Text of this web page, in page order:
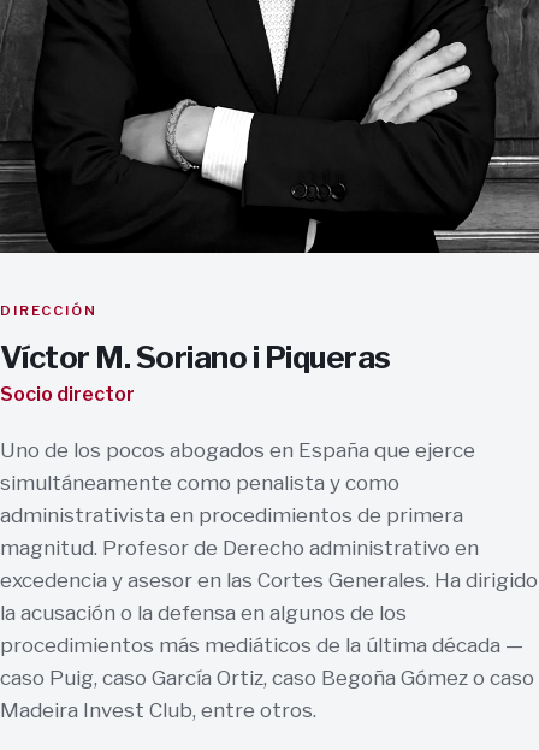
DIRECCIÓN
Víctor M. Soriano i Piqueras
Socio director
Uno de los pocos abogados en España que ejerce
simultáneamente como penalista y como
administrativista en procedimientos de primera
magnitud. Profesor de Derecho administrativo en
excedencia y asesor en las Cortes Generales. Ha dirigido
la acusación o la defensa en algunos de los
procedimientos más mediáticos de la última década —
caso Puig, caso García Ortiz, caso Begoña Gómez o caso
Madeira Invest Club, entre otros.